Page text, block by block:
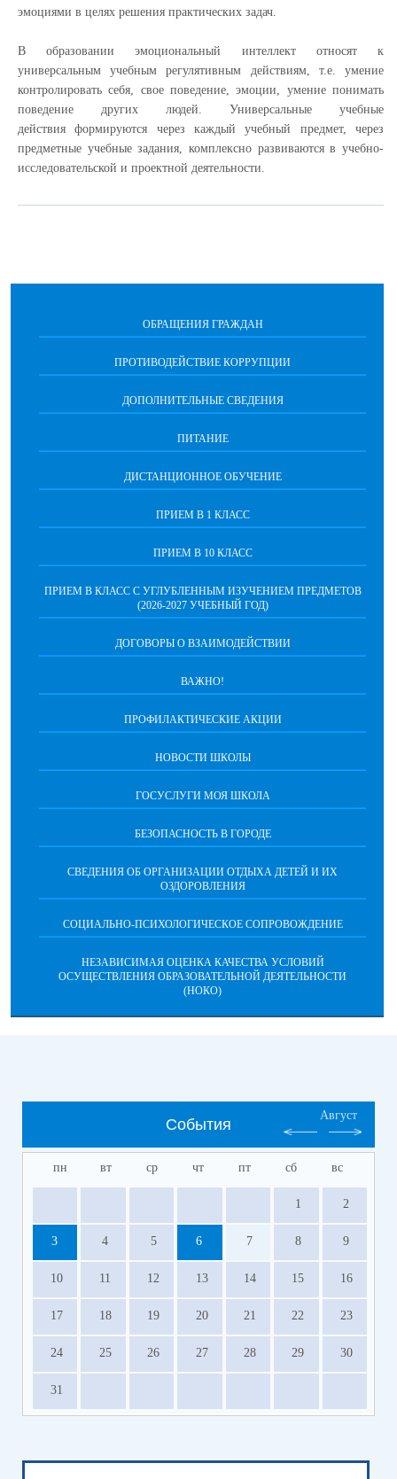
эмоциями в целях решения практических задач.
В образовании эмоциональный интеллект относят к
универсальным учебным регулятивным действиям, т.е. умение
контролировать себя, свое поведение, эмоции, умение понимать
поведение других людей. Универсальные учебные
действия формируются через каждый учебный предмет, через
предметные учебные задания, комплексно развиваются в учебно-
исследовательской и проектной деятельности.
ОБРАЩЕНИЯ ГРАЖДАН
ПРОТИВОДЕЙСТВИЕ КОРРУПЦИИ
ДОПОЛНИТЕЛЬНЫЕ СВЕДЕНИЯ
ПИТАНИЕ
ДИСТАНЦИОННОЕ ОБУЧЕНИЕ
ПРИЕМ В 1 КЛАСС
ПРИЕМ В 10 КЛАСС
ПРИЕМ В КЛАСС С УГЛУБЛЕННЫМ ИЗУЧЕНИЕМ ПРЕДМЕТОВ
(2026-2027 УЧЕБНЫЙ ГОД)
ДОГОВОРЫ О ВЗАИМОДЕЙСТВИИ
ВАЖНО!
ПРОФИЛАКТИЧЕСКИЕ АКЦИИ
НОВОСТИ ШКОЛЫ
ГОСУСЛУГИ МОЯ ШКОЛА
БЕЗОПАСНОСТЬ В ГОРОДЕ
СВЕДЕНИЯ ОБ ОРГАНИЗАЦИИ ОТДЫХА ДЕТЕЙ И ИХ
ОЗДОРОВЛЕНИЯ
СОЦИАЛЬНО-ПСИХОЛОГИЧЕСКОЕ СОПРОВОЖДЕНИЕ
НЕЗАВИСИМАЯ ОЦЕНКА КАЧЕСТВА УСЛОВИЙ
ОСУЩЕСТВЛЕНИЯ ОБРАЗОВАТЕЛЬНОЙ ДЕЯТЕЛЬНОСТИ
(НОКО)
События
Август
пн вт ср чт пт сб вс
1 2
3 4 5 6 7 8 9
10 11 12 13 14 15 16
17 18 19 20 21 22 23
24 25 26 27 28 29 30
31